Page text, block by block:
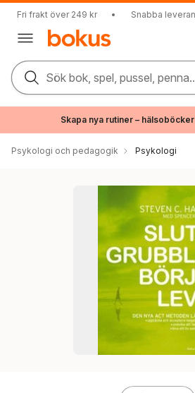
Fri frakt över 249 kr • Snabba
Sök bok, spel, pussel,
Skapa nya rutiner –
Psykologi och pedagogik Psykologi